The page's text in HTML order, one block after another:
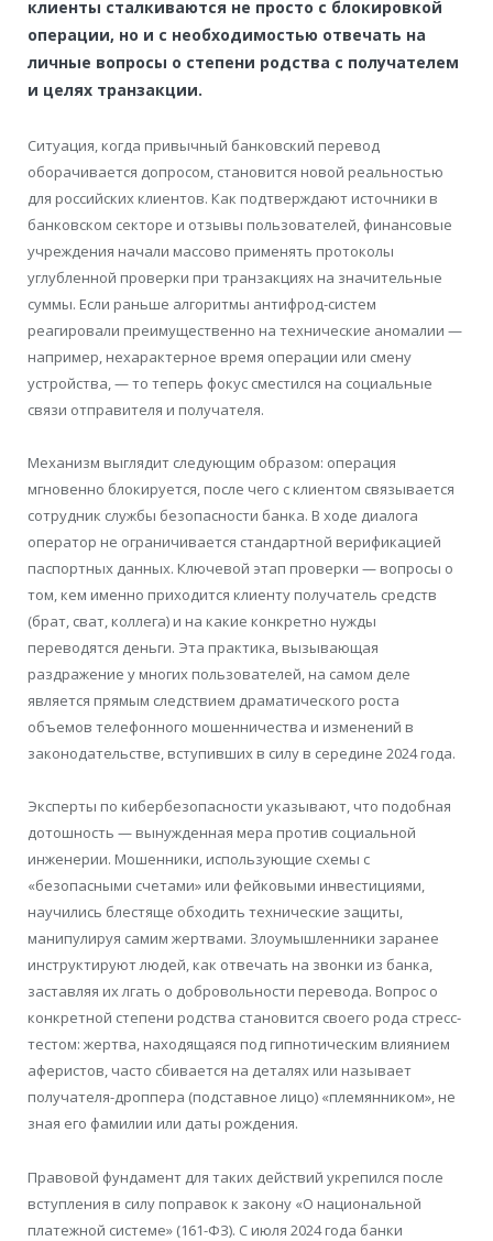
клиенты сталкиваются не просто с блокировкой
операции, но и с необходимостью отвечать на
личные вопросы о степени родства с получателем
и целях транзакции.
Ситуация, когда привычный банковский перевод
оборачивается допросом, становится новой реальностью
для российских клиентов. Как подтверждают источники в
банковском секторе и отзывы пользователей, финансовые
учреждения начали массово применять протоколы
углубленной проверки при транзакциях на значительные
суммы. Если раньше алгоритмы антифрод-систем
реагировали преимущественно на технические аномалии —
например, нехарактерное время операции или смену
устройства, — то теперь фокус сместился на социальные
связи отправителя и получателя.
Механизм выглядит следующим образом: операция
мгновенно блокируется, после чего с клиентом связывается
сотрудник службы безопасности банка. В ходе диалога
оператор не ограничивается стандартной верификацией
паспортных данных. Ключевой этап проверки — вопросы о
том, кем именно приходится клиенту получатель средств
(брат, сват, коллега) и на какие конкретно нужды
переводятся деньги. Эта практика, вызывающая
раздражение у многих пользователей, на самом деле
является прямым следствием драматического роста
объемов телефонного мошенничества и изменений в
законодательстве, вступивших в силу в середине 2024 года.
Эксперты по кибербезопасности указывают, что подобная
дотошность — вынужденная мера против социальной
инженерии. Мошенники, использующие схемы с
«безопасными счетами» или фейковыми инвестициями,
научились блестяще обходить технические защиты,
манипулируя самим жертвами. Злоумышленники заранее
инструктируют людей, как отвечать на звонки из банка,
заставляя их лгать о добровольности перевода. Вопрос о
конкретной степени родства становится своего рода стресс-
тестом: жертва, находящаяся под гипнотическим влиянием
аферистов, часто сбивается на деталях или называет
получателя-дроппера (подставное лицо) «племянником», не
зная его фамилии или даты рождения.
Правовой фундамент для таких действий укрепился после
вступления в силу поправок к закону «О национальной
платежной системе» (161-ФЗ). С июля 2024 года банки